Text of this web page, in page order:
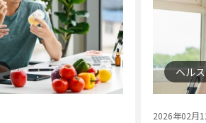
ヘル
2026年02月